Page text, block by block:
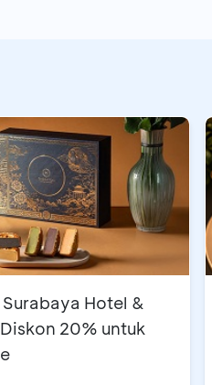
Hotel &
20% untuk